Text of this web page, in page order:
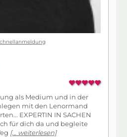
als Medium und in der
mit den Lenormand
EXPERTIN IN SACHEN
für dich da und begleite
[... weiterlesen]